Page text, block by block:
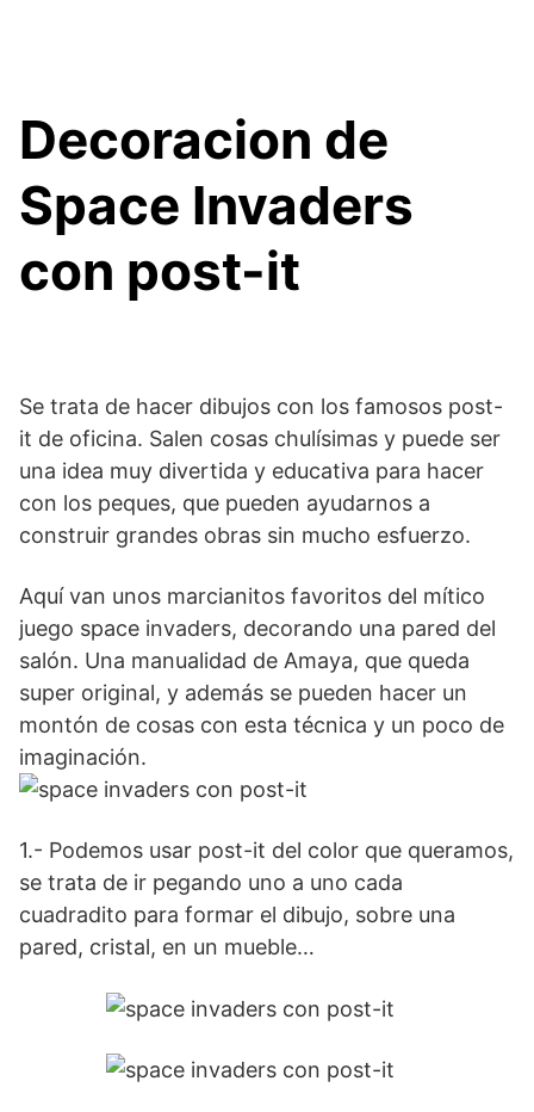
Decoracion de
Space Invaders
con post-it
Se trata de hacer dibujos con los famosos post-
it de oficina. Salen cosas chulísimas y puede ser
una idea muy divertida y educativa para hacer
con los peques, que pueden ayudarnos a
construir grandes obras sin mucho esfuerzo.
Aquí van unos marcianitos favoritos del mítico
juego space invaders, decorando una pared del
salón. Una manualidad de Amaya, que queda
super original, y además se pueden hacer un
montón de cosas con esta técnica y un poco de
imaginación.
1.- Podemos usar post-it del color que queramos,
se trata de ir pegando uno a uno cada
cuadradito para formar el dibujo, sobre una
pared, cristal, en un mueble…